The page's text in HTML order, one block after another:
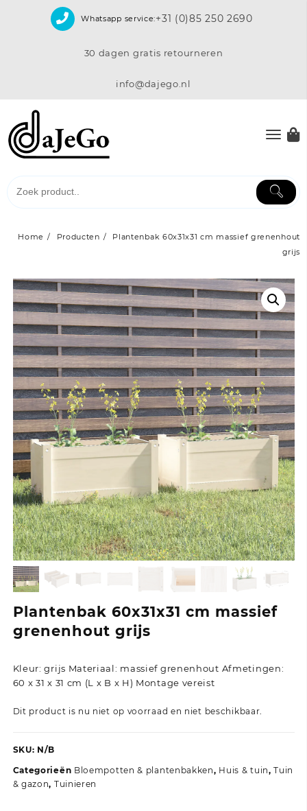
Whatsapp service:+31 (0)85 250 2690
30 dagen gratis retourneren
info@dajego.nl
Home Producten
Plantenbak 60x31x31 cm massief grenenhout
grijs
Plantenbak 60x31x31 cm massief
grenenhout grijs
Kleur: grijs Materiaal: massief grenenhout Afmetingen:
60 x 31 x 31 cm (L x B x H) Montage vereist
Dit product is nu niet op voorraad en niet beschikbaar.
SKU: N/B
Categorieën Bloempotten & plantenbakken, Huis & tuin,Tuin
& gazon, Tuinieren